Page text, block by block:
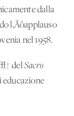
dalla
l‚Äôapplauso
nel 1958.
delSacro